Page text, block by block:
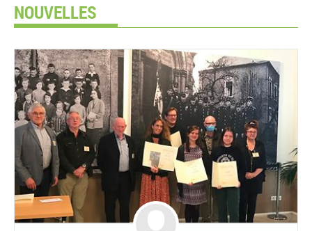
NOUVELLES